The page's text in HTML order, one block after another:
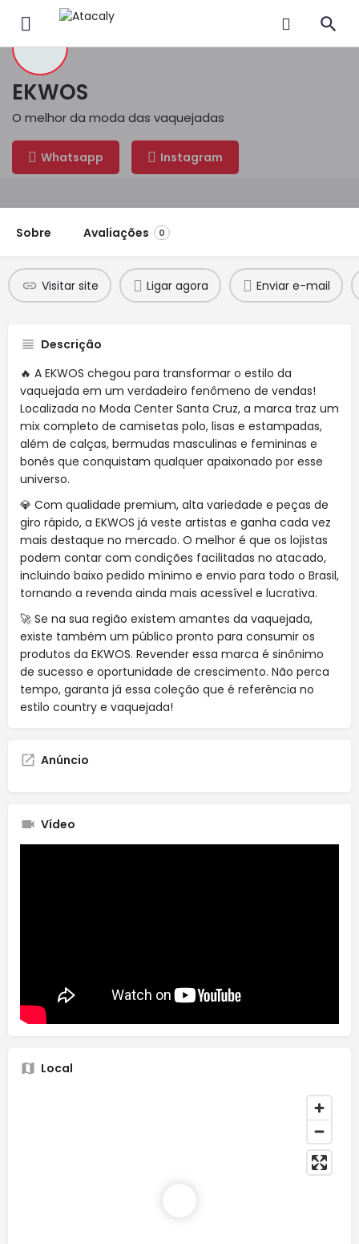
EKWOS
O melhor da moda das vaquejadas
Whatsapp Instagram
Sobre Avaliações 0
Visitar site Ligar agora Enviar e-mail
Descrição
🔥 A EKWOS chegou para transformar o estilo da
vaquejada em um verdadeiro fenômeno de vendas!
Localizada no Moda Center Santa Cruz, a marca traz um
mix completo de camisetas polo, lisas e estampadas,
além de calças, bermudas masculinas e femininas e
bonés que conquistam qualquer apaixonado por esse
universo.
💎 Com qualidade premium, alta variedade e peças de
giro rápido, a EKWOS já veste artistas e ganha cada vez
mais destaque no mercado. O melhor é que os lojistas
podem contar com condições facilitadas no atacado,
incluindo baixo pedido mínimo e envio para todo o Brasil,
tornando a revenda ainda mais acessível e lucrativa.
🚀 Se na sua região existem amantes da vaquejada,
existe também um público pronto para consumir os
produtos da EKWOS. Revender essa marca é sinônimo
de sucesso e oportunidade de crescimento. Não perca
tempo, garanta já essa coleção que é referência no
estilo country e vaquejada!
Anúncio
Vídeo
Local